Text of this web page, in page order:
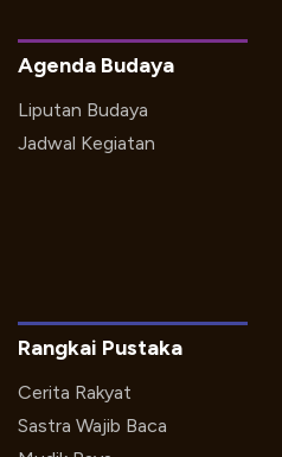
Agenda Budaya
Liputan Budaya
Jadwal Kegiatan
Rangkai Pustaka
Cerita Rakyat
Sastra Wajib Baca